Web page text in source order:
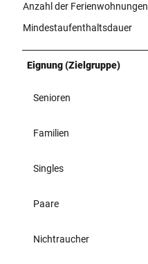
Anzahl der Ferienwohnungen
Mindestaufenthaltsdauer
Eignung (Zielgruppe)
Senioren
Familien
Singles
Paare
Nichtraucher